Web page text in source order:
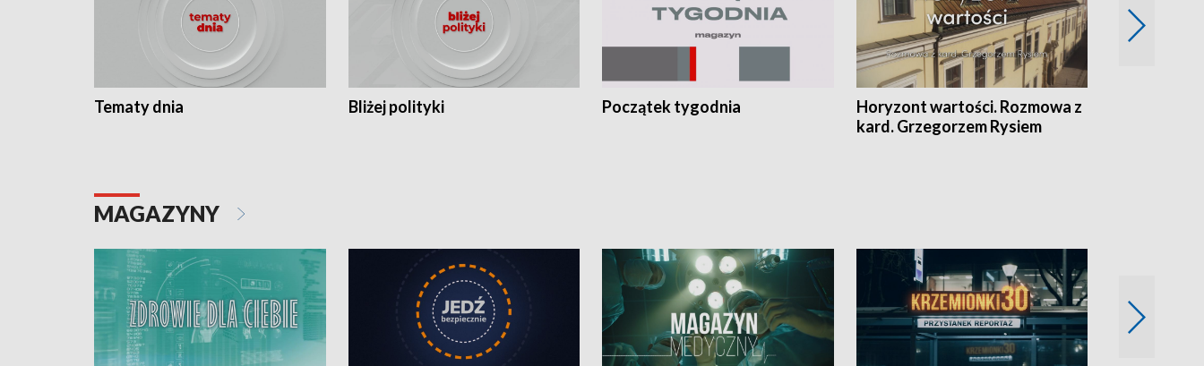
Tematy dnia Bliżej polityki Początek tygodnia
Horyzont wartości. Rozmowa z
kard. Grzegorzem Rysiem
MAGAZYNY